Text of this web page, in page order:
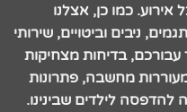
כמו כן, אצלנו
ניבים וביטויים, שירותי
עבורכם, בדיחות מצחיקות
מחשבה, פתרונות
לילדים שבינינו.